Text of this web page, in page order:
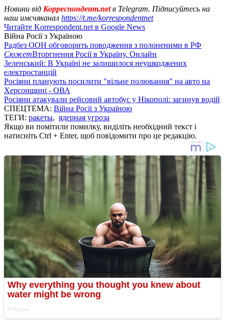
Новини від Корреспондент.netв Telegram. Підписуйтесь на
наш имсчяканал https://t.me/korrespondentnet
Читайте Korrespondent.net в Google News
Війна Росії з Україною
Радбез ООН обговорить поводження з полоненими в РФ
СюжетВторгнення Росії в Україну. Онлайн
Зеленський: В Україні не залишилося неушкоджених
електростанцій
Росіяни планують посилити "вільне полювання" на авто на
Херсонщині - ОВА
Росіяни атакували рейсовий автобус у Нікополі: загинув водій
СПЕЦТЕМА: Війна Росії з Україною
ТЕГИ: ракеты, ядерная угроза
Якщо ви помітили помилку, виділіть необхідний текст і
натисніть Ctrl + Enter, щоб повідомити про це редакцію.